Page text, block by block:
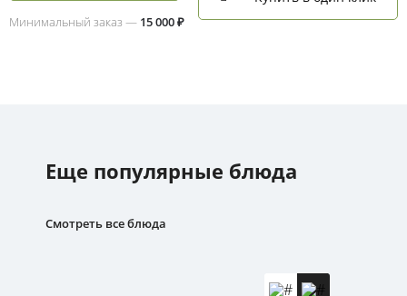
Минимальный заказ — 15 000 ₽
Еще популярные блюда
Смотреть все блюда